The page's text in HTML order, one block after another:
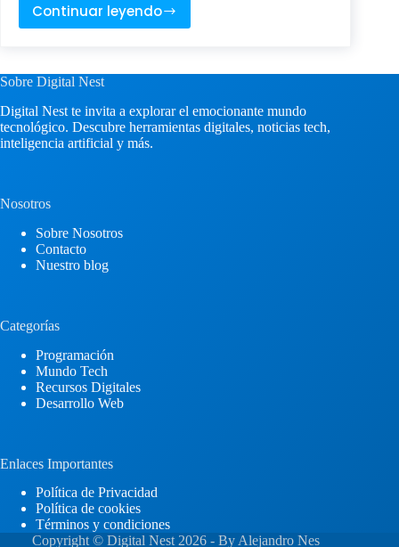
Continuar leyendo
Banco
gratuitas
sin
copyright
2022
Sobre Digital Nest
Digital Nest te invita a explorar el emocionante mundo
tecnológico. Descubre herramientas digitales, noticias tech,
inteligencia artificial y más.
Nosotros
Sobre Nosotros
Contacto
Nuestro blog
Categorías
Programación
Mundo Tech
Recursos Digitales
Desarrollo Web
Enlaces Importantes
Política de Privacidad
Política de cookies
Términos y condiciones
Copyright © Digital Nest 2026 - By Alejandro Nes